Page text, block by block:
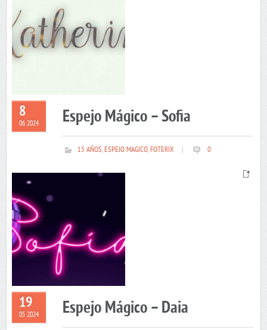
8
06 2024 Espejo Mágico – Sofia
15 AÑOS,ESPEJO MAGICO,FOTERIX 0
19
05 2024 Espejo Mágico – Daia